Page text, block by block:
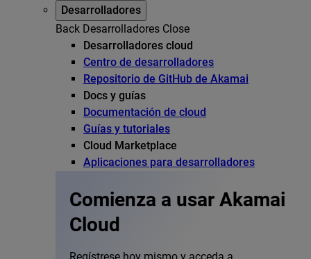
Desarrolladores
Back Desarrolladores Close
Desarrolladores cloud
Centro de desarrolladores
Repositorio de GitHub de Akamai
Docs y guías
Documentación de cloud
Guías y tutoriales
Cloud Marketplace
Aplicaciones para desarrolladores
Comienza a usar Akamai
Cloud